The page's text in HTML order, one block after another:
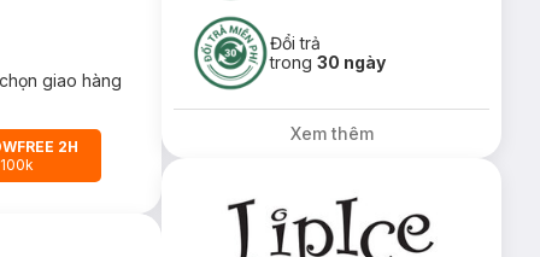
giao hàng
2H
Đổi trả
trong30 ngày
Xem thêm